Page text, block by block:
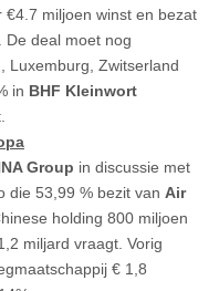
miljoen winst en bezat
De deal moet nog
Luxemburg, Zwitserland
in BHF Kleinwort
Group in discussie met
die 53,99 % bezit van Air
holding 800 miljoen
miljard vraagt. Vorig
€ 1,8